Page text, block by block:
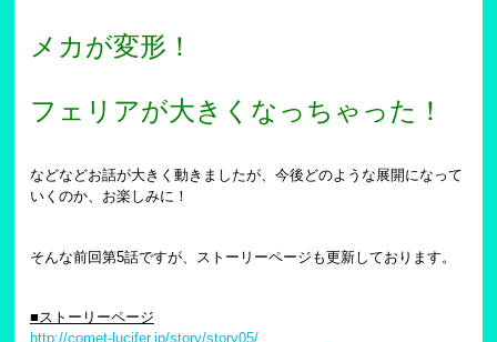
メカが変形！
フェリアが大きくなっちゃった！
などなどお話が大きく動きましたが、今後どのような展開になって
いくのか、お楽しみに！
そんな前回第5話ですが、ストーリーページも更新しております。
■ストーリーページ
http://comet-lucifer.jp/story/story05/